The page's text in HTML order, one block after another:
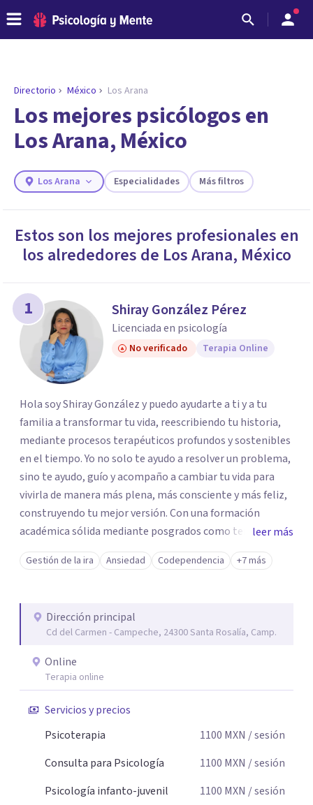
ENCONTRAR MI TERAPEUTA
¿Necesitas ayuda para encontrar el
Responde a unas breves preguntas y te ofreceremos
los profesionales que más se ajustan a tus
necesidades.
Responder cuestionario
Directorio México Los Arana
Los mejores psicólogos en
Los Arana, México
Los Arana Especialidades Más filtros
Estos son los mejores profesionales en
los alrededores de Los Arana, México
1 Shiray González Pérez
Licenciada en psicología
No verificado Terapia Online
Hola soy Shiray González y puedo ayudarte a ti y a tu
familia a transformar tu vida, reescribiendo tu historia,
mediante procesos terapéuticos profundos y sostenibles
en el tiempo. Yo no solo te ayudo a resolver un problema,
sino te ayudo, guío y acompaño a cambiar tu vida para
vivirla de manera más plena, más consciente y más feliz,
construyendo tu mejor versión. Con una formación
académica sólida mediante posgrados como terapeuta
breve, familiar e infantil, así como con respaldo
profesional y experiencia clínica de más de 26 años y
auténtica y comunicación clara y directa para darte
seguridad emocional y una dirección firme de tu proceso
de cambio.
leer más
Gestión de la ira Ansiedad Codependencia +7 más
Dirección principal
Cd del Carmen - Campeche, 24300 Santa Rosalía, Camp.
Online
Terapia online
Servicios y precios
Psicoterapia
1100 MXN / sesión
Consulta para Psicología
1100 MXN / sesión
Psicología infanto-juvenil
1100 MXN / sesión